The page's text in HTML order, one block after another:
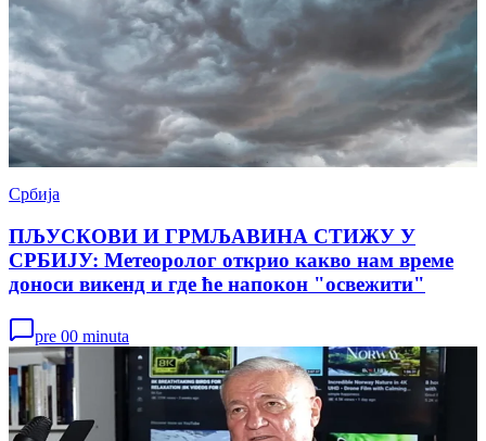
Србија
ПЉУСКОВИ И ГРМЉАВИНА СТИЖУ У
СРБИЈУ: Метеоролог открио какво нам време
доноси викенд и где ће напокон "освежити"
pre 00 minuta